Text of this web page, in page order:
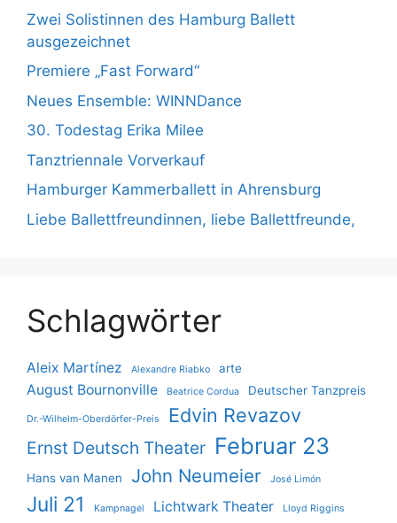
Zwei Solistinnen des Hamburg Ballett
ausgezeichnet
Premiere „Fast Forward“
Neues Ensemble: WINNDance
30. Todestag Erika Milee
Tanztriennale Vorverkauf
Hamburger Kammerballett in Ahrensburg
Liebe Ballettfreundinnen, liebe Ballettfreunde,
Schlagwörter
Aleix Martínez Alexandre Riabko arte
August Bournonville Beatrice Cordua Deutscher Tanzpreis
Dr.-Wilhelm-Oberdörfer-Preis Edvin Revazov
Ernst Deutsch Theater Februar 23
Hans van Manen John Neumeier José Limón
Juli 21 Kampnagel Lichtwark Theater Lloyd Riggins